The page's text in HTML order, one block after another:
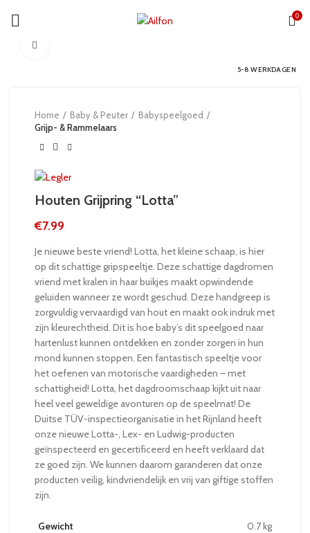
0
5-8 WERKDAGEN
Home Baby & Peuter
Babyspeelgoed
Grijp- & Rammelaars
Houten Grijpring “Lotta”
€7.99
Je nieuwe beste vriend! Lotta, het kleine schaap, is hier
op dit schattige gripspeeltje. Deze schattige dagdromen
vriend met kralen in haar buikjes maakt opwindende
geluiden wanneer ze wordt geschud. Deze handgreep is
zorgvuldig vervaardigd van hout en maakt ook indruk met
zijn kleurechtheid. Dit is hoe baby’s dit speelgoed naar
hartenlust kunnen ontdekken en zonder zorgen in hun
mond kunnen stoppen. Een fantastisch speeltje voor
het oefenen van motorische vaardigheden – met
schattigheid! Lotta, het dagdroomschaap kijkt uit naar
heel veel geweldige avonturen op de speelmat! De
Duitse TÜV-inspectieorganisatie in het Rijnland heeft
onze nieuwe Lotta-, Lex- en Ludwig-producten
geïnspecteerd en gecertificeerd en heeft verklaard dat
ze goed zijn. We kunnen daarom garanderen dat onze
producten veilig, kindvriendelijk en vrij van giftige stoffen
zijn.
Gewicht
0.7 kg